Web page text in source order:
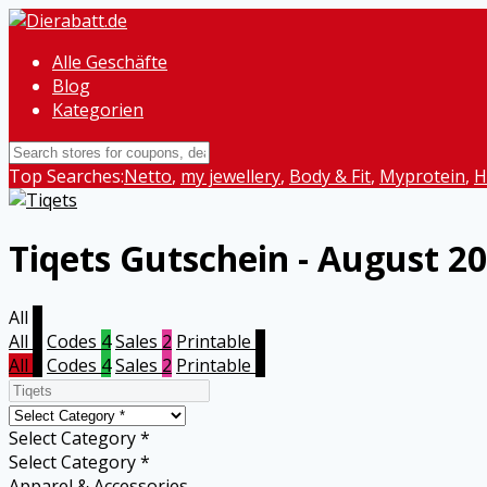
Alle Geschäfte
Blog
Kategorien
Top Searches:Netto, my jewellery, Body & Fit, Myprotein,
Tiqets Gutschein - August
All
All
Codes 4Sales 2 Printable
All
Codes 4Sales 2 Printable
Select Category *
Select Category *